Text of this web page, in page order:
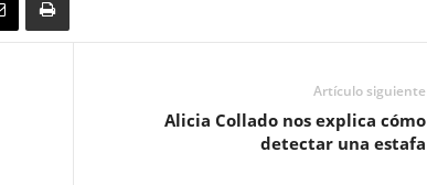
Artículo siguiente
Alicia Collado nos explica cómo
detectar una estafa